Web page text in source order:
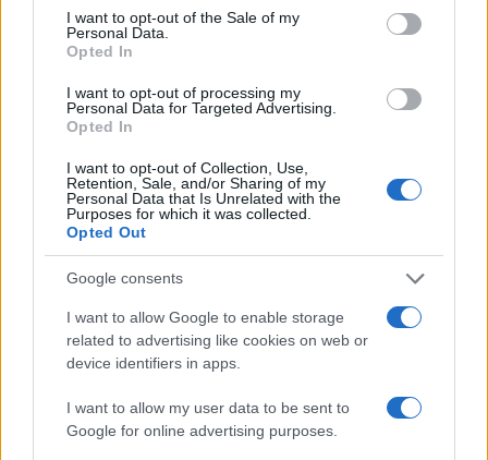
consent section.
I want to opt-out of the Sale of my
Personal Data.
Opted In
I want to opt-out of processing my
Personal Data for Targeted Advertising.
Opted In
I want to opt-out of Collection, Use,
Retention, Sale, and/or Sharing of my
Personal Data that Is Unrelated with the
Purposes for which it was collected.
Opted Out
Google consents
I want to allow Google to enable storage
related to advertising like cookies on web or
device identifiers in apps.
I want to allow my user data to be sent to
Google for online advertising purposes.